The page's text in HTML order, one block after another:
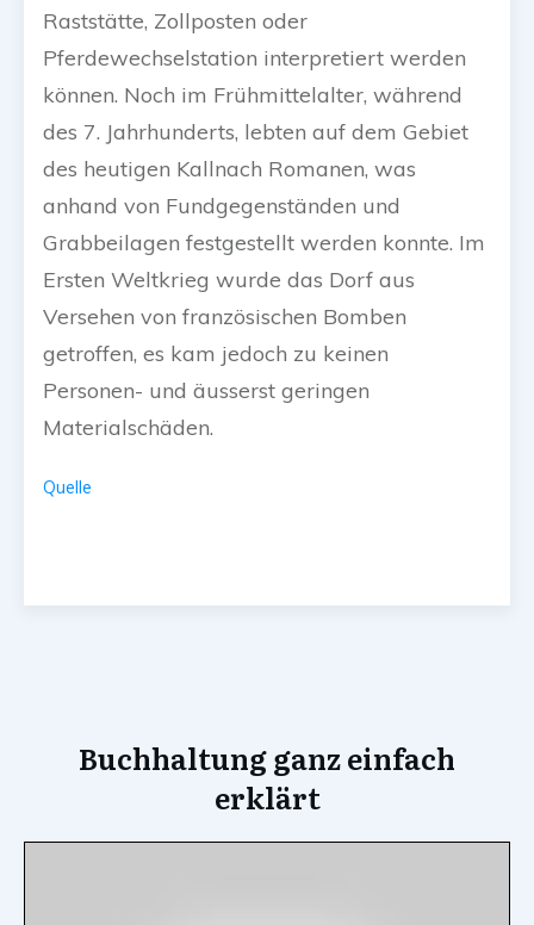
Raststätte, Zollposten oder
Pferdewechselstation interpretiert werden
können. Noch im Frühmittelalter, während
des 7. Jahrhunderts, lebten auf dem Gebiet
des heutigen Kallnach Romanen, was
anhand von Fundgegenständen und
Grabbeilagen festgestellt werden konnte. Im
Ersten Weltkrieg wurde das Dorf aus
Versehen von französischen Bomben
getroffen, es kam jedoch zu keinen
Personen- und äusserst geringen
Materialschäden.
Quelle
Buchhaltung ganz einfach
erklärt